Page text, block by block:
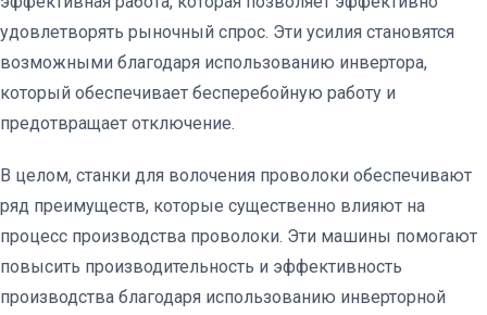
удовлетворять рыночный спрос. Эти усилия становятся
возможными благодаря использованию инвертора,
который обеспечивает бесперебойную работу и
предотвращает отключение.
В целом, станки для волочения проволоки обеспечивают
ряд преимуществ, которые существенно влияют на
процесс производства проволоки. Эти машины помогают
повысить производительность и эффективность
производства благодаря использованию инверторной